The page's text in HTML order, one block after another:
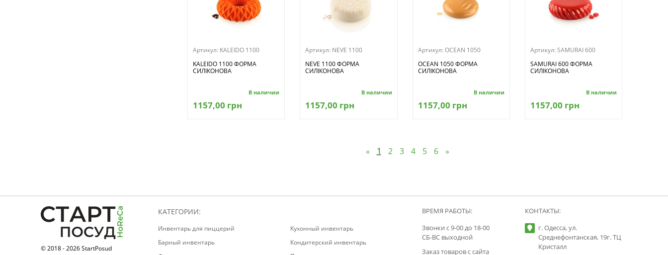
735
750
800
Артикул: KALEIDO 1100
KALEIDO 1100 ФОРМА
СИЛІКОНОВА
В наличии
1157,00 грн
Артикул: NEVE 1100
NEVE 1100 ФОРМА
СИЛІКОНОВА
В наличии
1157,00 грн
Артикул: OCEAN 1050
OCEAN 1050 ФОРМА
СИЛІКОНОВА
В наличии
1157,00 грн
Артикул: SAMURAI 600
SAMURAI 600 ФОРМА
СИЛІКОНОВА
В наличии
1157,00 грн
« 1 2 3 4 5 6 »
© 2018 - 2026 StartPosud
КАТЕГОРИИ:
Инвентарь для пиццерий
Кухонный инвентарь
Барный инвентарь
Кондитерский инвентарь
ВРЕМЯ РАБОТЫ:
Звонки с 9-00 до 18-00
СБ-ВС выходной
Заказ товаров с сайта
КОНТАКТЫ:
г. Одесса, ул.
Среднефонтанская, 19г. ТЦ
Кристалл